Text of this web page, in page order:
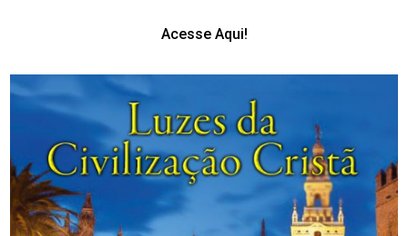
Acesse Aqui!